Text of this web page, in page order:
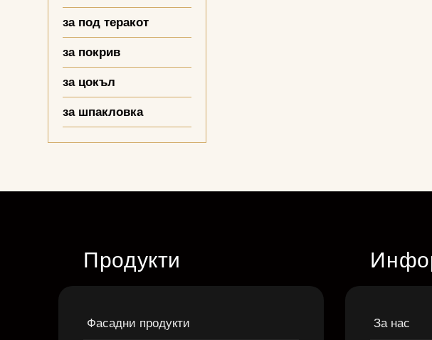
за под теракот
за покрив
за цокъл
за шпакловка
Продукти
Фасадни продукти За нас